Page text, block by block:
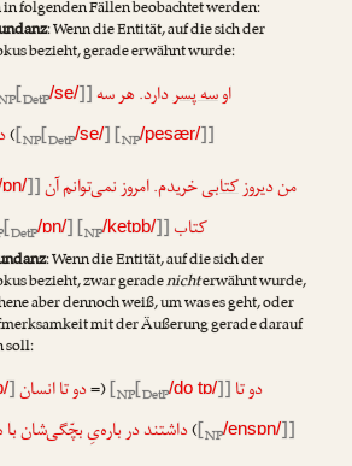
folgenden Fällen beobachtet werden:
: Wenn die Entität, auf die sich der
bezieht, gerade erwähnt wurde:
اوسه پسردارد. هر سه [DetP/se/]]
[NP[DetP/se/] [NP/pesær/]]
)
من دیروزکتابیخریدم. امروز نمی‌توانم آن]]
کتاب
[DetP/ɒn/] [NP/ketɒb/]]
: Wenn die Entität, auf die sich der
bezieht, zwar geradenichterwähnt wurde,
aber dennoch weiß, um was es geht, oder
mit der Äußerung gerade darauf
soll:
دو تا [NP[DetP/do tɒ/]]
(=دو تا انسان]
[NP/ensɒn/]]
)داشتند در باره‌یِ بچّگی‌شان